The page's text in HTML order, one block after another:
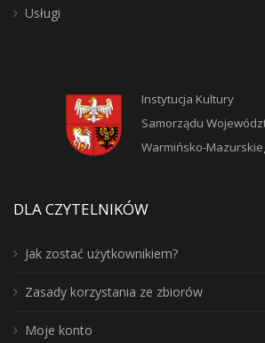
Usługi
Instytucja Kultury
Samorządu
Warmińsko-
DLA CZYTELNIKÓW
Jak zostać użytkownikiem?
Zasady korzystania ze zbiorów
Moje konto